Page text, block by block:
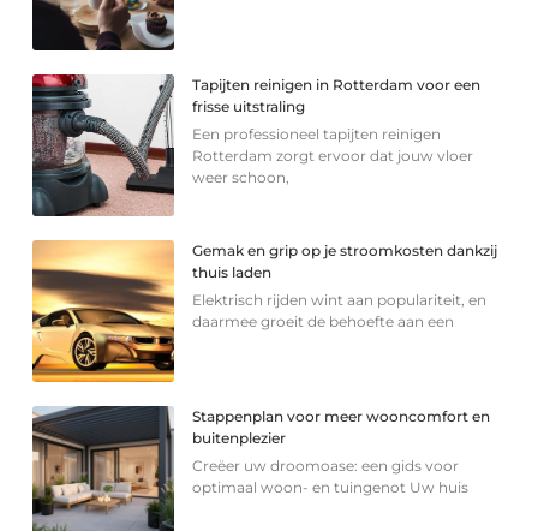
Tapijten reinigen in Rotterdam voor een
frisse uitstraling
Een professioneel tapijten reinigen
Rotterdam zorgt ervoor dat jouw vloer
weer schoon,
Gemak en grip op je stroomkosten dankzij
thuis laden
Elektrisch rijden wint aan populariteit, en
daarmee groeit de behoefte aan een
Stappenplan voor meer wooncomfort en
buitenplezier
Creëer uw droomoase: een gids voor
optimaal woon- en tuingenot Uw huis